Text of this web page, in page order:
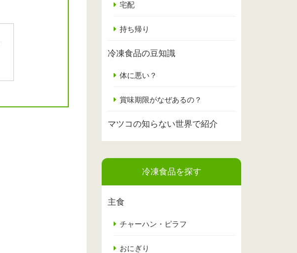
宅配
持ち帰り
冷凍食品の豆知識
体に悪い？
賞味期限がなぜあるの？
マツコの知らない世界で紹介
冷凍食品を探す
主食
チャーハン・ピラフ
おにぎり